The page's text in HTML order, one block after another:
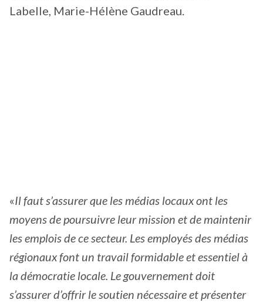
Labelle, Marie-Hélène Gaudreau.
«Il faut s’assurer que les médias locaux ont les
moyens de poursuivre leur mission et de maintenir
les emplois de ce secteur. Les employés des médias
régionaux font un travail formidable et essentiel à
la démocratie locale. Le gouvernement doit
s’assurer d’offrir le soutien nécessaire et présenter